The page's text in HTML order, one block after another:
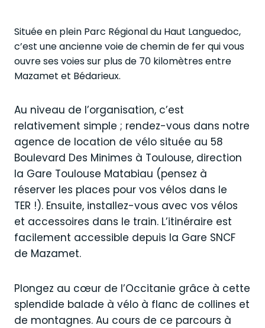
Située en plein Parc Régional du Haut Languedoc,
c’est une ancienne voie de chemin de fer qui vous
ouvre ses voies sur plus de 70 kilomètres entre
Mazamet et Bédarieux.
Au niveau de l’organisation, c’est
relativement simple ; rendez-vous dans notre
agence de location de vélo située au 58
Boulevard Des Minimes à Toulouse, direction
la Gare Toulouse Matabiau (pensez à
réserver les places pour vos vélos dans le
TER !). Ensuite, installez-vous avec vos vélos
et accessoires dans le train. L’itinéraire est
facilement accessible depuis la Gare SNCF
de Mazamet.
Plongez au cœur de l’Occitanie grâce à cette
splendide balade à vélo à flanc de collines et
de montagnes. Au cours de ce parcours à